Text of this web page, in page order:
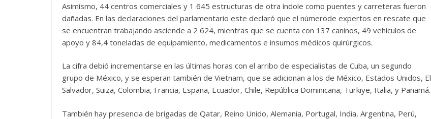
Asimismo, 44 centros comerciales y 1 645 estructuras de otra índole como puentes y carreteras fueron
dañadas. En las declaraciones del parlamentario este declaró que el númerode expertos en rescate que
se encuentran trabajando asciende a 2 624, mientras que se cuenta con 137 caninos, 49 vehículos de
apoyo y 84,4 toneladas de equipamiento, medicamentos e insumos médicos quirúrgicos.
La cifra debió incrementarse en las últimas horas con el arribo de especialistas de Cuba, un segundo
grupo de México, y se esperan también de Vietnam, que se adicionan a los de México, Estados Unidos, El
Salvador, Suiza, Colombia, Francia, España, Ecuador, Chile, República Dominicana, Türkiye, Italia, y Panamá.
También hay presencia de brigadas de Qatar, Reino Unido, Alemania, Portugal, India, Argentina, Perú,